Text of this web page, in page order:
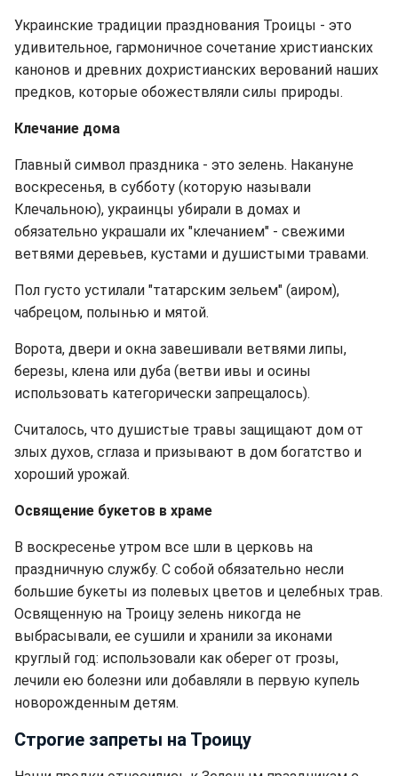
Украинские традиции празднования Троицы - это
удивительное, гармоничное сочетание христианских
канонов и древних дохристианских верований наших
предков, которые обожествляли силы природы.
Клечание дома
Главный символ праздника - это зелень. Накануне
воскресенья, в субботу (которую называли
Клечальною), украинцы убирали в домах и
обязательно украшали их "клечанием" - свежими
ветвями деревьев, кустами и душистыми травами.
Пол густо устилали "татарским зельем" (аиром),
чабрецом, полынью и мятой.
Ворота, двери и окна завешивали ветвями липы,
березы, клена или дуба (ветви ивы и осины
использовать категорически запрещалось).
Считалось, что душистые травы защищают дом от
злых духов, сглаза и призывают в дом богатство и
хороший урожай.
Освящение букетов в храме
В воскресенье утром все шли в церковь на
праздничную службу. С собой обязательно несли
большие букеты из полевых цветов и целебных трав.
Освященную на Троицу зелень никогда не
выбрасывали, ее сушили и хранили за иконами
круглый год: использовали как оберег от грозы,
лечили ею болезни или добавляли в первую купель
новорожденным детям.
Строгие запреты на Троицу